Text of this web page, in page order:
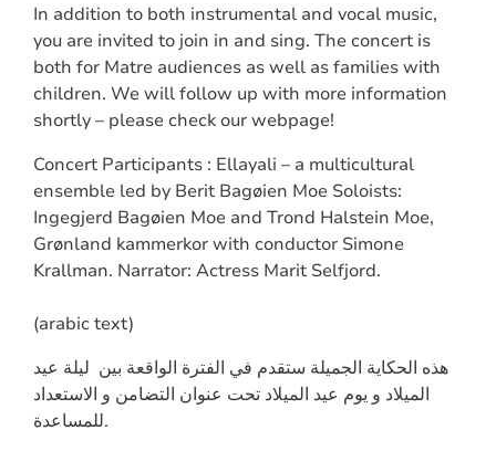
In addition to both instrumental and vocal music,
you are invited to join in and sing. The concert is
both for Matre audiences as well as families with
children. We will follow up with more information
shortly – please check our webpage!
Concert Participants : Ellayali – a multicultural
ensemble led by Berit Bagøien Moe Soloists:
Ingegjerd Bagøien Moe and Trond Halstein Moe,
Grønland kammerkor with conductor Simone
Krallman. Narrator: Actress Marit Selfjord.
(arabic text)
هذه الحكاية الجميلة ستقدم في الفترة الواقعة بين ليلة عيد
الميلاد و يوم عيد الميلاد تحت عنوان التضامن و الاستعداد
للمساعدة.